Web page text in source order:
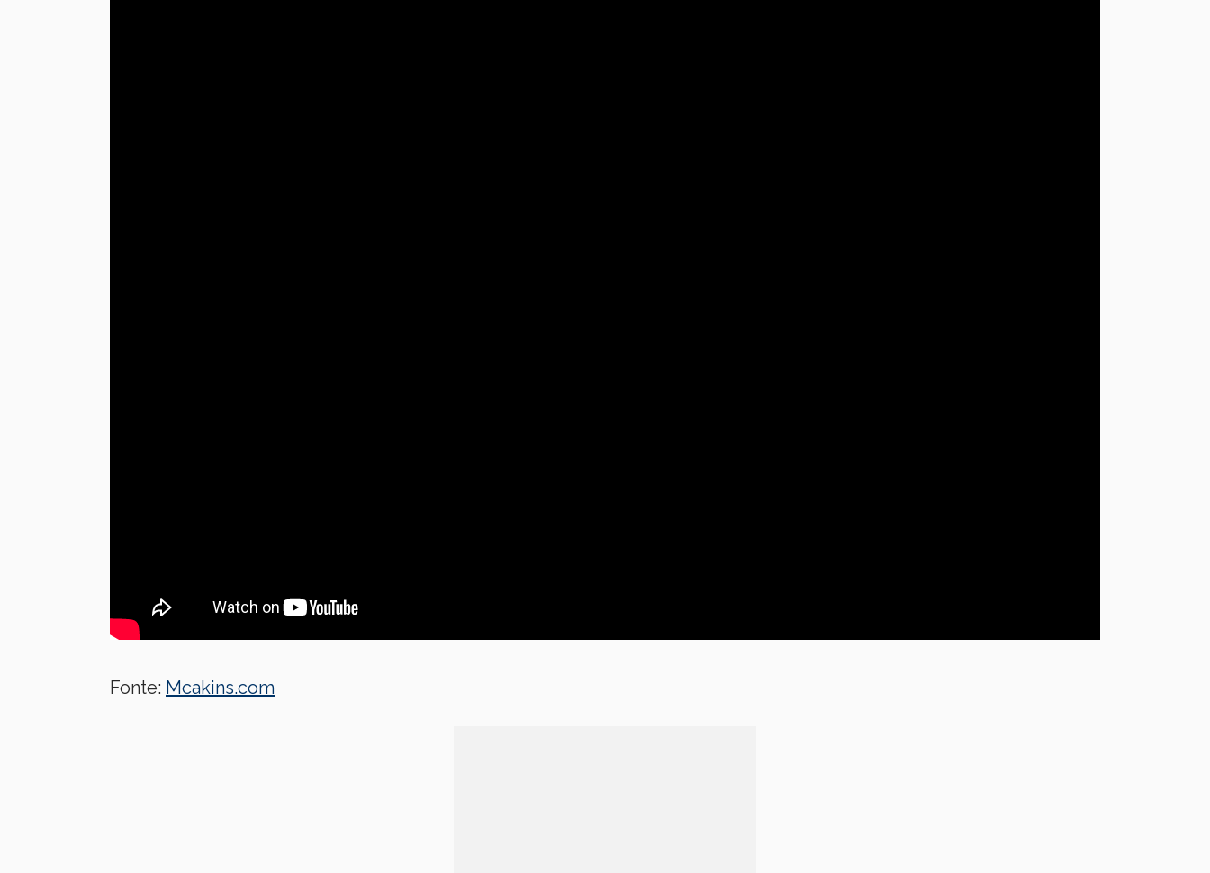
Fonte: Mcakins.com